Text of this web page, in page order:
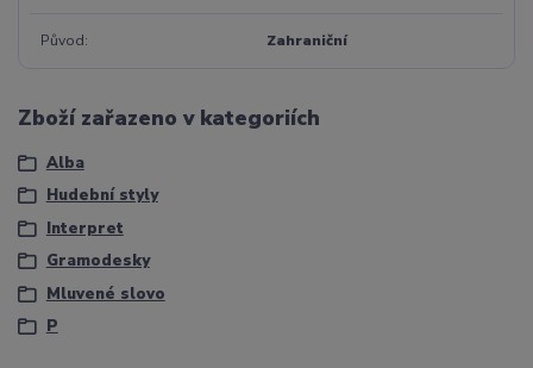
Původ Zahraniční
Zboží zařazeno v kategoriích
Alba
Hudební styly
Interpret
Gramodesky
Mluvené slovo
P